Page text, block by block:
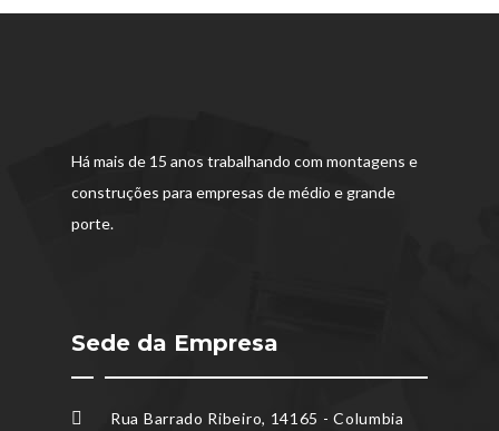
Há mais de 15 anos trabalhando com montagens e
construções para empresas de médio e grande
porte.
Sede da Empresa
Rua Barrado Ribeiro, 14165 - Columbia